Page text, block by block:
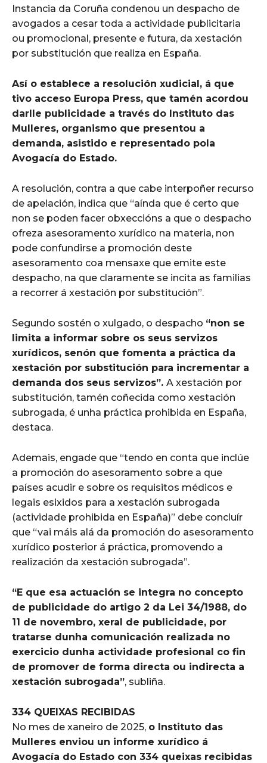
Instancia da Coruña condenou un despacho de
avogados a cesar toda a actividade publicitaria
ou promocional, presente e futura, da xestación
por substitución que realiza en España.
Así o establece a resolución xudicial, á que
tivo acceso Europa Press, que tamén acordou
darlle publicidade a través do Instituto das
Mulleres, organismo que presentou a
demanda, asistido e representado pola
Avogacía do Estado.
A resolución, contra a que cabe interpoñer recurso
de apelación, indica que “aínda que é certo que
non se poden facer obxeccións a que o despacho
ofreza asesoramento xurídico na materia, non
pode confundirse a promoción deste
asesoramento coa mensaxe que emite este
despacho, na que claramente se incita as familias
a recorrer á xestación por substitución”.
Segundo sostén o xulgado, o despacho “non se
limita a informar sobre os seus servizos
xurídicos, senón que fomenta a práctica da
xestación por substitución para incrementar a
demanda dos seus servizos”. A xestación por
substitución, tamén coñecida como xestación
subrogada, é unha práctica prohibida en España,
destaca.
Ademais, engade que “tendo en conta que inclúe
a promoción do asesoramento sobre a que
países acudir e sobre os requisitos médicos e
legais esixidos para a xestación subrogada
(actividade prohibida en España)” debe concluír
que “vai máis alá da promoción do asesoramento
xurídico posterior á práctica, promovendo a
realización da xestación subrogada”.
“E que esa actuación se integra no concepto
de publicidade do artigo 2 da Lei 34/1988, do
11 de novembro, xeral de publicidade, por
tratarse dunha comunicación realizada no
exercicio dunha actividade profesional co fin
de promover de forma directa ou indirecta a
xestación subrogada”, subliña.
334 QUEIXAS RECIBIDAS
No mes de xaneiro de 2025, o Instituto das
Mulleres enviou un informe xurídico á
Avogacía do Estado con 334 queixas recibidas